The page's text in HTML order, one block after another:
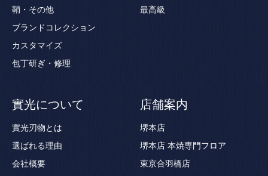
鞘・その他
ブランドコレクション
カスタマイズ
包丁研ぎ・修理
最高級
實光について
實光刃物とは
選ばれる理由
会社概要
店舗案内
堺本店
堺本店 本焼専門フロア
東京合羽橋店